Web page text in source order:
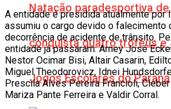
Natação paradesportiva
conquista quatro troféus e
Jogos Escolares do Paraná
A entidade é presidida atualmente por
assumiu o cargo devido o falecimento
decorrência de acidente de trânsito.
entidade já passaram: Arney José
Nestor Ocimar Bisi, Altair Casarin,
Miguel Theodorovicz, Idnei
Prescila Alves Pereira Francioli,
Mariza Pante Ferreira e Valdir Corral.